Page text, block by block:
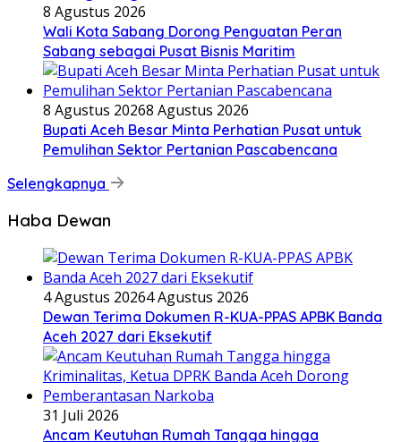
8 Agustus 2026
Wali Kota Sabang Dorong Penguatan Peran
Sabang sebagai Pusat Bisnis Maritim
8 Agustus 20268 Agustus 2026
Bupati Aceh Besar Minta Perhatian Pusat untuk
Pemulihan Sektor Pertanian Pascabencana
Selengkapnya
Haba Dewan
4 Agustus 20264 Agustus 2026
Dewan Terima Dokumen R-KUA-PPAS APBK Banda
Aceh 2027 dari Eksekutif
31 Juli 2026
Ancam Keutuhan Rumah Tangga hingga